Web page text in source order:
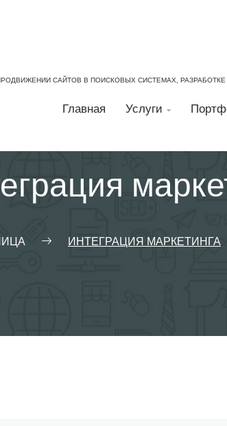
САЙТОВ В ПОИСКОВЫХ СИСТЕМАХ,
Главная Услуги 
ИНТЕГРАЦИЯ МАРКЕТИНГА